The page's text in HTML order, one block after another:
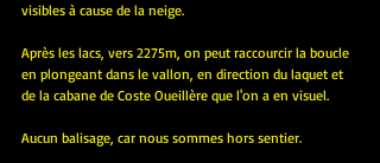
visibles à cause de la neige.
Après les lacs, vers 2275m, on peut raccourcir la boucle
en plongeant dans le vallon, en direction du laquet et
de la cabane de Coste Oueillère que l'on a en visuel.
Aucun balisage, car nous sommes hors sentier.